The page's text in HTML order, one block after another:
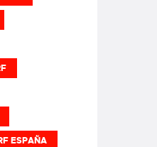
ESPAÑA